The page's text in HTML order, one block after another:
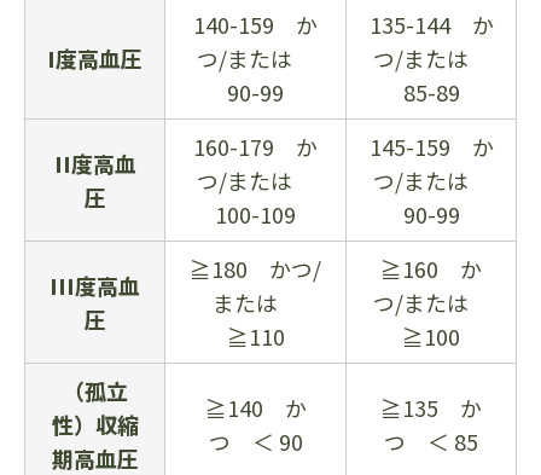
I度高血圧
140-159 か
つ/または
90-99
135-144 か
つ/または
85-89
II度高血
圧
160-179 か
つ/または
100-109
145-159 か
つ/または
90-99
III度高血
圧
≧180 かつ/
または
≧110
≧160 か
つ/または
≧100
（孤立
性）収縮
期高血圧
≧140 か
つ ＜ 90
≧135 か
つ ＜ 85